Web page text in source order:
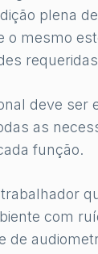
plena
o mesmo
deve ser
as
função.
com
de